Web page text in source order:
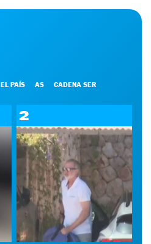
EL PAÍS AS CADENA SER
2